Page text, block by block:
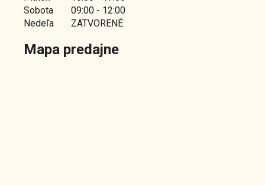
Sobota
09:00 - 12:00
Nedeľa
ZATVORENÉ
Mapa predajne